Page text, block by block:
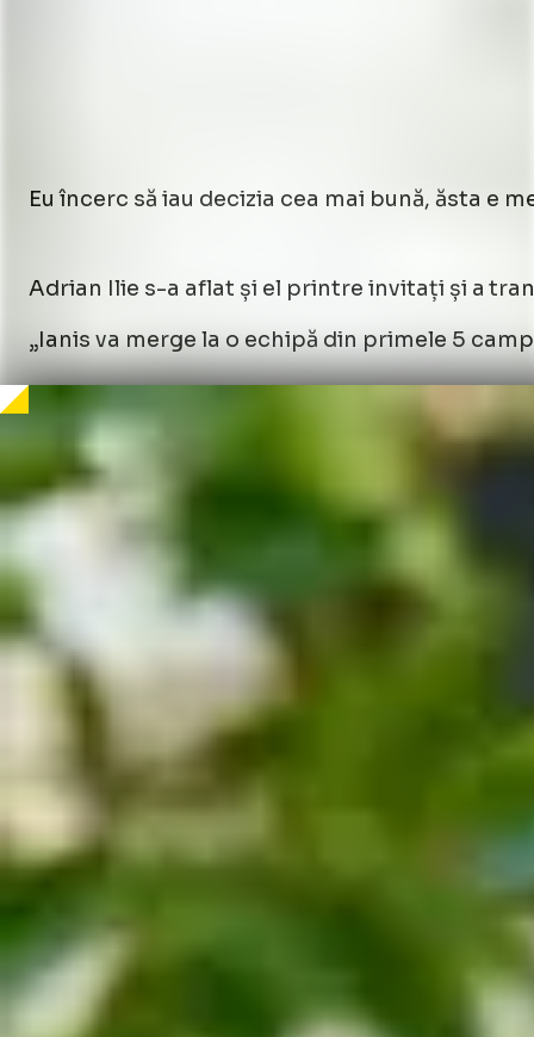
Eu încerc să iau decizia cea mai bună, ăsta e
Unmute
Adrian Ilie s-a aflat și el printre invitați și a
„Ianis va merge la o echipă din primele 5